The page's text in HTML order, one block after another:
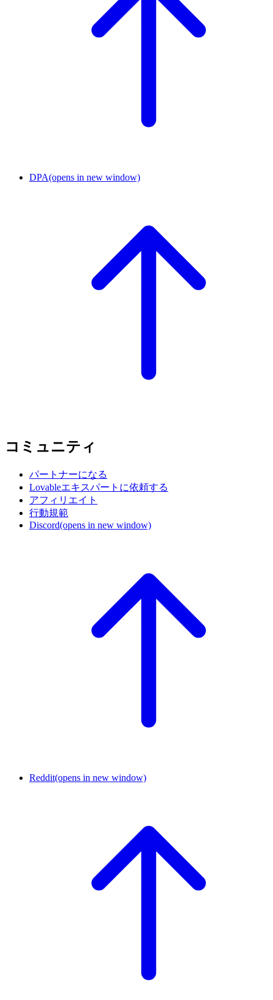
DPA(opens in new window)
コミュニティ
パートナーになる
Lovableエキスパートに依頼する
アフィリエイト
行動規範
Discord(opens in new window)
Reddit(opens in new window)